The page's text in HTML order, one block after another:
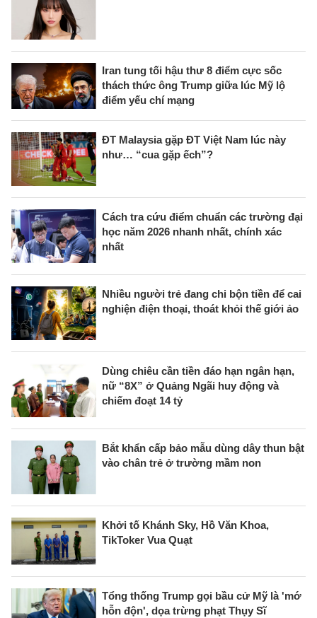
Iran tung tối hậu thư 8 điểm cực sốc
thách thức ông Trump giữa lúc Mỹ lộ
điểm yếu chí mạng
ĐT Malaysia gặp ĐT Việt Nam lúc này
như… “cua gặp ếch”?
Cách tra cứu điểm chuẩn các trường đại
học năm 2026 nhanh nhất, chính xác
nhất
Nhiều người trẻ đang chi bộn tiền để cai
nghiện điện thoại, thoát khỏi thế giới ảo
Dùng chiêu cần tiền đáo hạn ngân hạn,
nữ “8X” ở Quảng Ngãi huy động và
chiếm đoạt 14 tỷ
Bắt khẩn cấp bảo mẫu dùng dây thun bật
vào chân trẻ ở trường mầm non
Khởi tố Khánh Sky, Hồ Văn Khoa,
TikToker Vua Quạt
Tổng thống Trump gọi bầu cử Mỹ là 'mớ
hỗn độn', dọa trừng phạt Thụy Sĩ